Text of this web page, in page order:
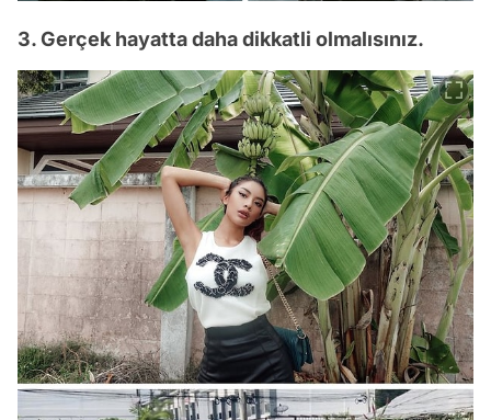
3. Gerçek hayatta daha dikkatli olmalısınız.